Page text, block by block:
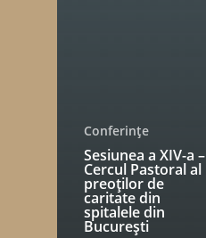
Conferințe
Sesiunea a XIV-a –
Cercul Pastoral al
preoților de
caritate din
spitalele din
București